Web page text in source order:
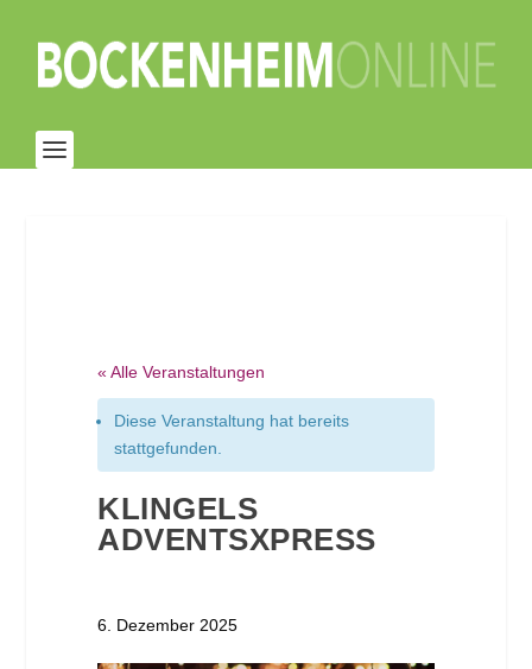
« Alle Veranstaltungen
Diese Veranstaltung hat bereits
stattgefunden.
KLINGELS
ADVENTSXPRESS
6. Dezember 2025